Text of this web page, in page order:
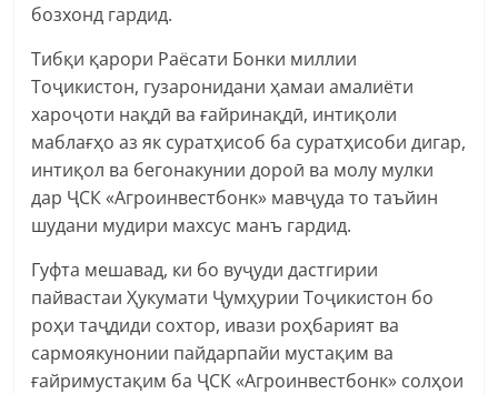
бозхонд гардид.
Тибқи қарори Раёсати Бонки миллии
Тоҷикистон, гузаронидани ҳамаи амалиёти
хароҷоти нақдӣ ва ғайринақдӣ, интиқоли
маблағҳо аз як суратҳисоб ба суратҳисоби дигар,
интиқол ва бегонакунии дороӣ ва молу мулки
дар ҶСК «Агроинвестбонк» мавҷуда то таъйин
шудани мудири махсус манъ гардид.
Гуфта мешавад, ки бо вуҷуди дастгирии
пайвастаи Ҳукумати Ҷумҳурии Тоҷикистон бо
роҳи таҷдиди сохтор, ивази роҳбарият ва
сармоякунонии пайдарпайи мустақим ва
ғайримустақим ба ҶСК «Агроинвестбонк» солҳои